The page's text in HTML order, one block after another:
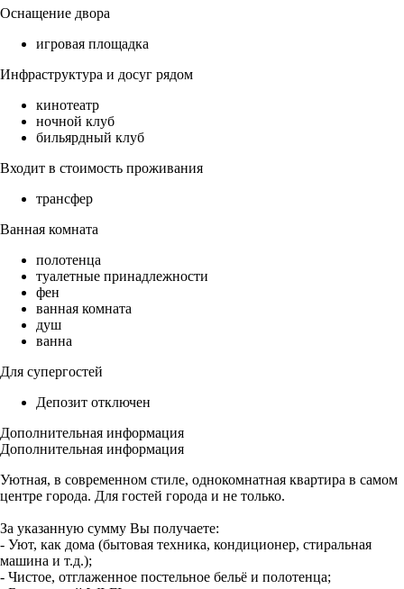
Оснащение двора
игровая площадка
Инфраструктура и досуг рядом
кинотеатр
ночной клуб
бильярдный клуб
Входит в стоимость проживания
трансфер
Ванная комната
полотенца
туалетные принадлежности
фен
ванная комната
душ
ванна
Для супергостей
Депозит отключен
Дополнительная информация
Дополнительная информация
Уютная, в современном стиле, однокомнатная квартира в самом
центре города. Для гостей города и не только.
За указанную сумму Вы получаете:
- Уют, как дома (бытовая техника, кондиционер, стиральная
машина и т.д.);
- Чистое, отглаженное постельное бельё и полотенца;